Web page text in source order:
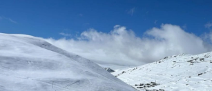
Otomobil
Oyun